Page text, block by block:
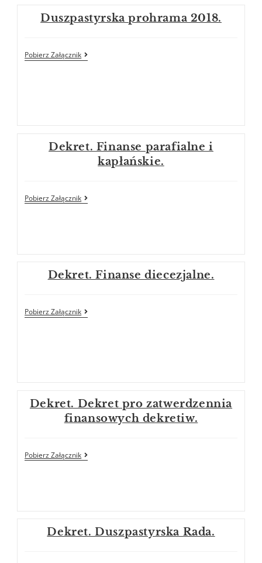
Duszpastyrska prohrama 2018.
Pobierz Załącznik
Dekret. Finanse parafialne i
kapłańskie.
Pobierz Załącznik
Dekret. Finanse diecezjalne.
Pobierz Załącznik
Dekret. Dekret pro zatwerdzennia
finansowych dekretiw.
Pobierz Załącznik
Dekret. Duszpastyrska Rada.